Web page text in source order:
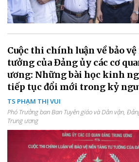
Cuộc thi chính luận về bảo
tưởng của Đảng ủy các cơ
ương: Những bài học kinh
tiếp tục đổi mới trong kỷ
TS PHẠM THỊ VUI
Phó Trưởng ban Ban Tuyên giáo và Dân vận,
Trung ương